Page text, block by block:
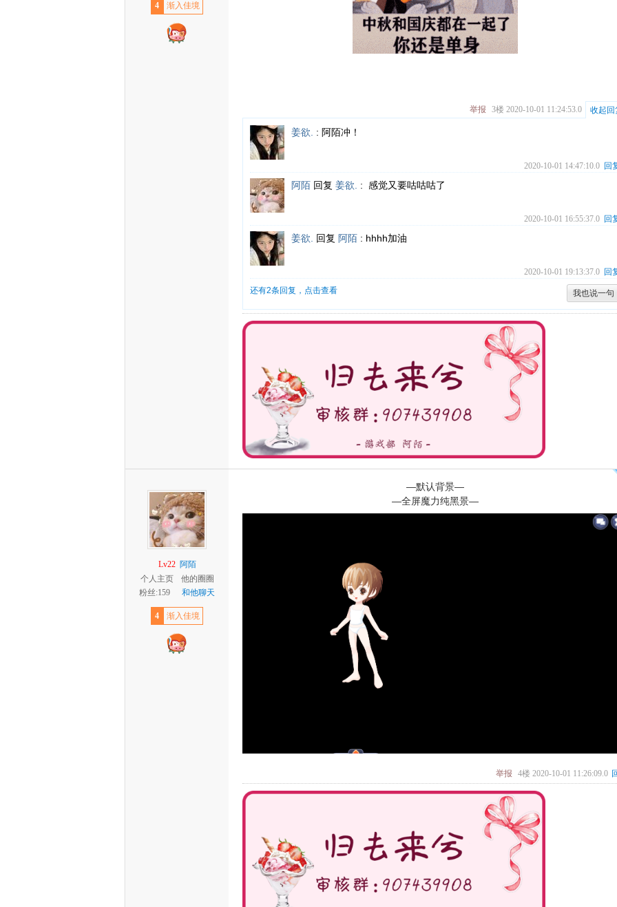
4 渐入佳境
收起回
举报 3楼 2020-10-01 11:24:53.0
姜欲. : 阿陌冲！
2020-10-01 14:47:10.0 回
阿陌 回复 姜欲. : 感觉又要咕咕咕了
2020-10-01 16:55:37.0 回
姜欲. 回复 阿陌 : hhhh加油
2020-10-01 19:13:37.0 回
我也说一句
还有2条回复，点击查看
Lv22 阿陌
个人主页
他的圈圈
粉丝:159
和他聊天
4 渐入佳境
—默认背景—
—全屏魔力纯黑景—
举报 4楼 2020-10-01 11:26:09.0